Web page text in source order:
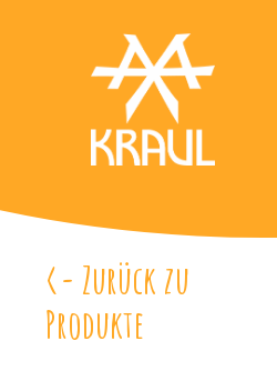
<- Zurück zu
Produkte